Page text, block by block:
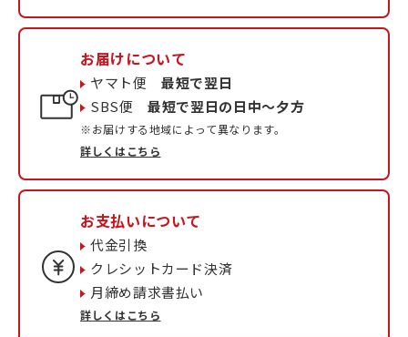
お届けについて
ヤマト便最短で翌日
SBS便最短で翌日の日中〜夕方
※お届けする地域によって異なります。
詳しくはこちら
お支払いについて
代金引換
クレシットカード決済
月締め請求書払い
詳しくはこちら